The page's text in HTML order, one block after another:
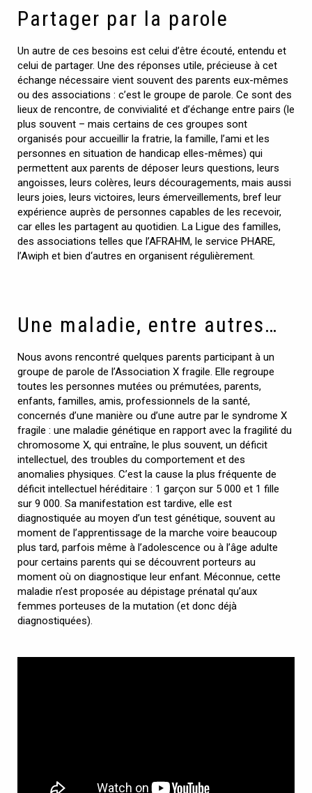
Partager par la parole
Un autre de ces besoins est celui d’être écouté, entendu et
celui de partager. Une des réponses utile, précieuse à cet
échange nécessaire vient souvent des parents eux-mêmes
ou des associations : c’est le groupe de parole. Ce sont des
lieux de rencontre, de convivialité et d’échange entre pairs (le
plus souvent – mais certains de ces groupes sont
organisés pour accueillir la fratrie, la famille, l’ami et les
personnes en situation de handicap elles-mêmes) qui
permettent aux parents de déposer leurs questions, leurs
angoisses, leurs colères, leurs découragements, mais aussi
leurs joies, leurs victoires, leurs émerveillements, bref leur
expérience auprès de personnes capables de les recevoir,
car elles les partagent au quotidien. La Ligue des familles,
des associations telles que l’AFRAHM, le service PHARE,
l’Awiph et bien d‘autres en organisent régulièrement.
Une maladie, entre autres…
Nous avons rencontré quelques parents participant à un
groupe de parole de l’Association X fragile. Elle regroupe
toutes les personnes mutées ou prémutées, parents,
enfants, familles, amis, professionnels de la santé,
concernés d’une manière ou d’une autre par le syndrome X
fragile : une maladie génétique en rapport avec la fragilité du
chromosome X, qui entraîne, le plus souvent, un déficit
intellectuel, des troubles du comportement et des
anomalies physiques. C’est la cause la plus fréquente de
déficit intellectuel héréditaire : 1 garçon sur 5 000 et 1 fille
sur 9 000. Sa manifestation est tardive, elle est
diagnostiquée au moyen d’un test génétique, souvent au
moment de l’apprentissage de la marche voire beaucoup
plus tard, parfois même à l’adolescence ou à l’âge adulte
pour certains parents qui se découvrent porteurs au
moment où on diagnostique leur enfant. Méconnue, cette
maladie n’est proposée au dépistage prénatal qu’aux
femmes porteuses de la mutation (et donc déjà
diagnostiquées).